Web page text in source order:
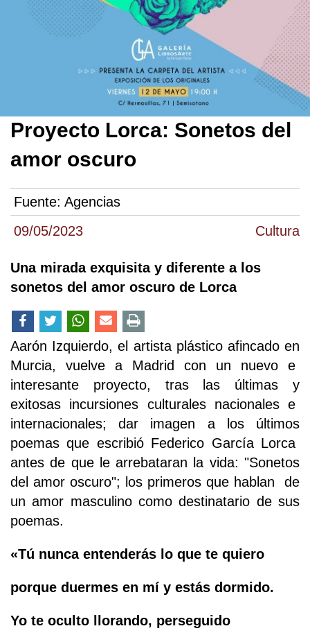
09/05/2023 Cultura
Proyecto Lorca: Sonetos del
amor oscuro
Fuente: Agencias
Una mirada exquisita y diferente a los
sonetos del amor oscuro de Lorca
Aarón Izquierdo, el artista plástico afincado en
Murcia, vuelve a Madrid con un nuevo e
interesante proyecto, tras las últimas y
exitosas incursiones culturales nacionales e
internacionales; dar imagen a los últimos
poemas que escribió Federico García Lorca
antes de que le arrebataran la vida: "Sonetos
del amor oscuro"; los primeros que hablan de
un amor masculino como destinatario de sus
poemas.
«Tú nunca entenderás lo que te quiero
porque duermes en mí y estás dormido.
Yo te oculto llorando, perseguido